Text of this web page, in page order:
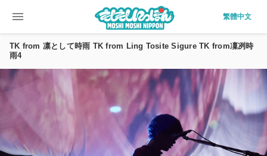
menu 繁體中文
TK from 凛として時雨 TK from Ling Tosite Sigure TK from凜冽時
雨4